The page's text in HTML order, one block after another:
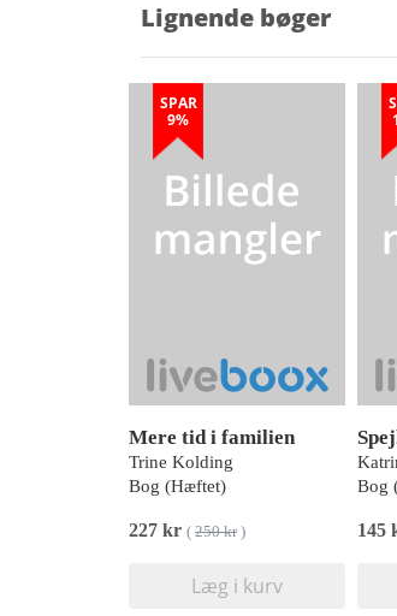
Lignende bøger
SPAR
9%
Mere tid i familien
Trine Kolding
Bog (Hæftet)
227 kr ( 250 kr)
Læg i kurv
Bog
145